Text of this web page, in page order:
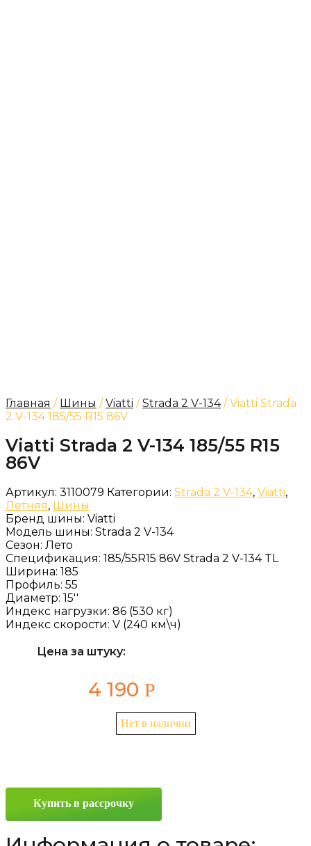
Главная / Шины /Viatti /Strada 2 V-134/ Viatti Strada
2 V-134 185/55 R15 86V
Viatti Strada 2 V-134 185/55 R15
86V
Артикул: 3110079 Категории: Strada 2 V-134, Viatti,
Летняя, Шины
Бренд шины: Viatti
Модель шины: Strada 2 V-134
Сезон: Лето
Спецификация: 185/55R15 86V Strada 2 V-134 TL
Ширина: 185
Профиль: 55
Диаметр: 15''
Индекс нагрузки: 86 (530 кг)
Индекс скорости: V (240 км\ч)
Цена за штуку:
4 190 Р
Нет в наличии
Купить в рассрочку